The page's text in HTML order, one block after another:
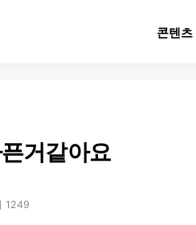
콘텐츠
거같아요
1249